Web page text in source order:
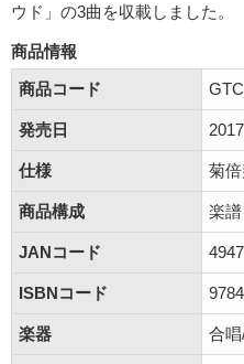
ウド」の3曲を収載しました。
商品情報
商品コード
発売日
仕様 菊
商品構成 楽譜
JANコード
ISBNコード
楽器 合唱